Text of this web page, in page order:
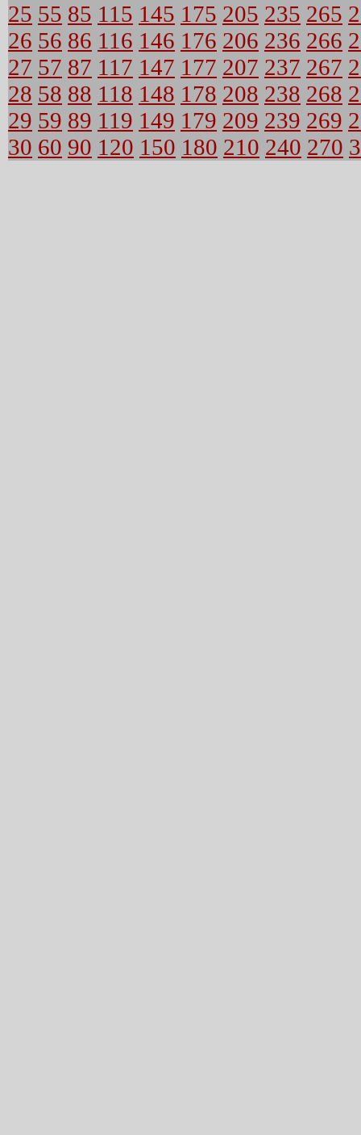
25 55 85 115 145 175 205 235 265
26 56 86 116 146 176 206 236 266
27 57 87 117 147 177 207 237 267
28 58 88 118 148 178 208 238 268
29 59 89 119 149 179 209 239 269
30 60 90 120 150 180 210 240 270